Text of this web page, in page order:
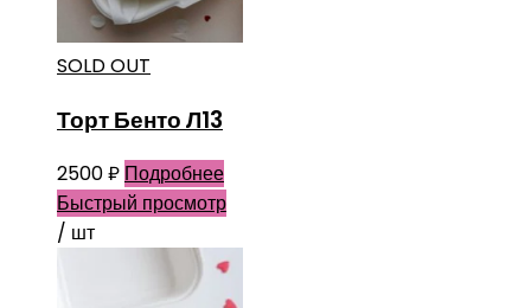
SOLD OUT
Торт Бенто Л13
2500₽ Подробнее
Быстрый просмотр
/ шт